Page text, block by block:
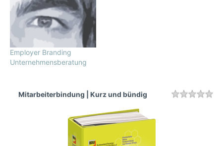
Employer Branding
Unternehmensberatung
Mitarbeiterbindung | Kurz und bündig Rating